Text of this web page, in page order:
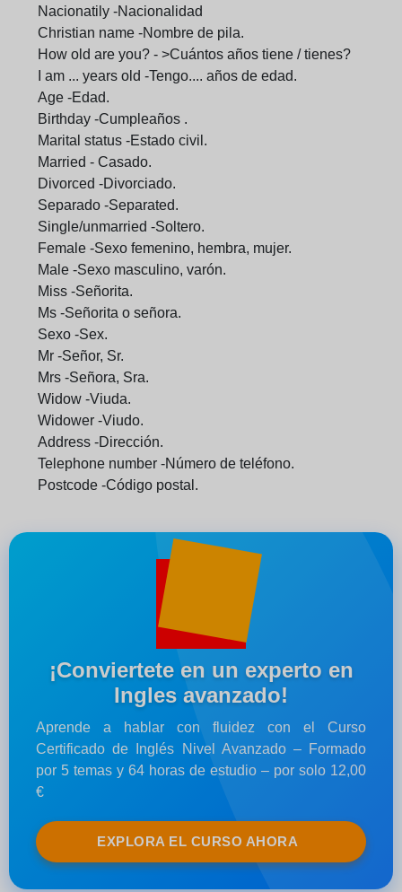
Nacionatily -Nacionalidad
Christian name -Nombre de pila.
How old are you? - >Cuántos años tiene / tienes?
I am ... years old -Tengo.... años de edad.
Age -Edad.
Birthday -Cumpleaños .
Marital status -Estado civil.
Married - Casado.
Divorced -Divorciado.
Separado -Separated.
Single/unmarried -Soltero.
Female -Sexo femenino, hembra, mujer.
Male -Sexo masculino, varón.
Miss -Señorita.
Ms -Señorita o señora.
Sexo -Sex.
Mr -Señor, Sr.
Mrs -Señora, Sra.
Widow -Viuda.
Widower -Viudo.
Address -Dirección.
Telephone number -Número de teléfono.
Postcode -Código postal.
¡Conviertete en un experto en
Ingles avanzado!
Aprende a hablar con fluidez con el Curso
Certificado de Inglés Nivel Avanzado – Formado
por 5 temas y 64 horas de estudio – por solo 12,00
€
EXPLORA EL CURSO AHORA